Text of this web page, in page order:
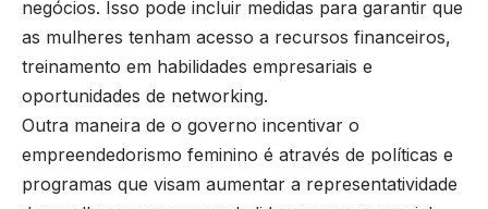
negócios. Isso pode incluir medidas para garantir que
as mulheres tenham acesso a recursos financeiros,
treinamento em habilidades empresariais e
oportunidades de networking.
Outra maneira de o governo incentivar o
empreendedorismo feminino é através de políticas e
programas que visam aumentar a representatividade